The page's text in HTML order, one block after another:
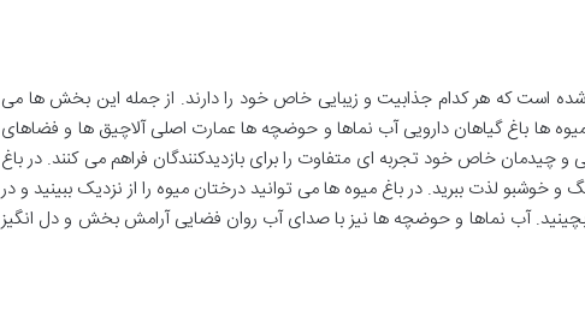
است که هر کدام جذابیت و زیبایی خاص خود را دارند. از جمله این بخش ها می
میوه ها باغ گیاهان دارویی آب نماها و حوضچه ها عمارت اصلی آلاچیق ها و فضاهای
چیدمان خاص خود تجربه ای متفاوت را برای بازدیدکنندگان فراهم می کنند. در باغ
خوشبو لذت ببرید. در باغ میوه ها می توانید درختان میوه را از نزدیک ببینید و در
آب نماها و حوضچه ها نیز با صدای آب روان فضایی آرامش بخش و دل انگیز